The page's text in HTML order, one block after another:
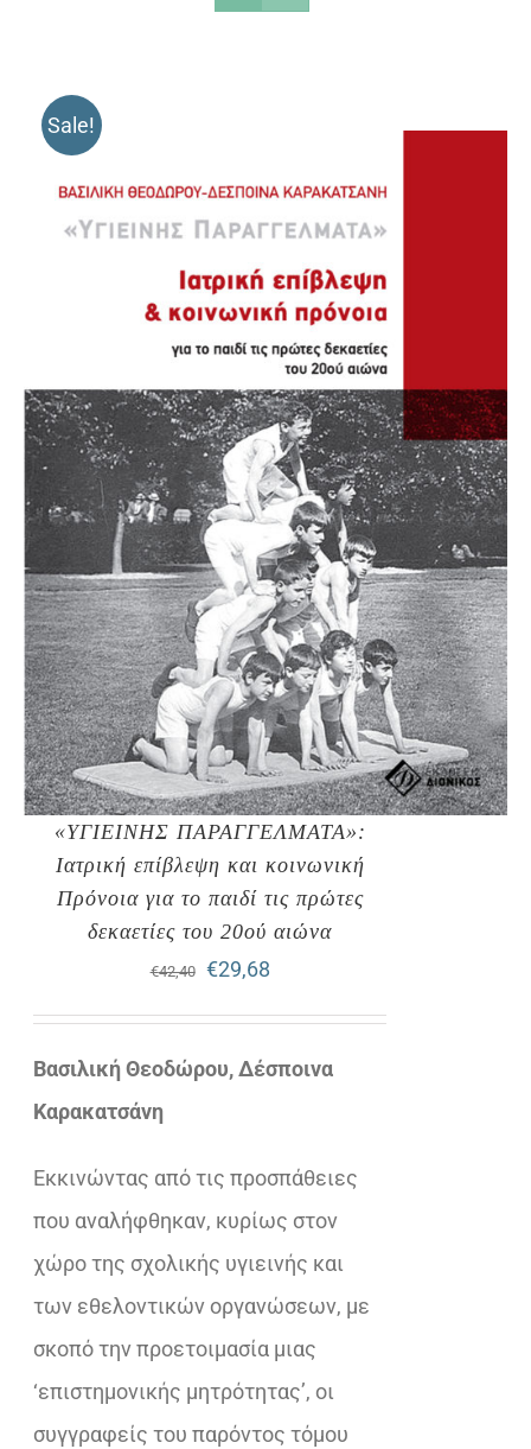
Sale!
«ΥΓΙΕΙΝΗΣ ΠΑΡΑΓΓΕΛΜΑΤΑ»:
Ιατρική επίβλεψη και κοινωνική
Πρόνοια για το παιδί τις πρώτες
δεκαετίες του 20ού αιώνα
€42,40
Original
price
€29,68Η
τρέχουσα
Βασιλική Θεοδώρου, Δέσποινα
Καρακατσάνη
Eκκινώντας από τις προσπάθειες
που αναλήφθηκαν, κυρίως στον
χώρο της σχολικής υγιεινής και
των εθελοντικών οργανώσεων, με
σκοπό την προετοιμασία μιας
‘επιστημονικής μητρότητας’, οι
συγγραφείς του παρόντος τόμου